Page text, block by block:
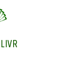
LIVR